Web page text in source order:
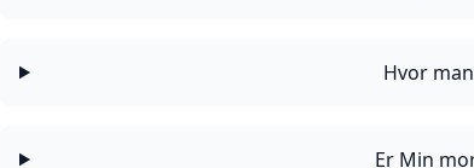
Hvor
Er Min